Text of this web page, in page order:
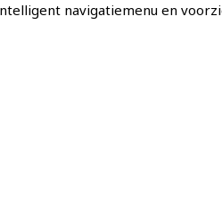
navigatiemenu en